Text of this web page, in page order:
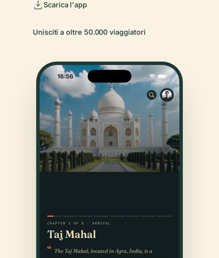
Scarica l'app
Unisciti a oltre 50.000 viaggiatori